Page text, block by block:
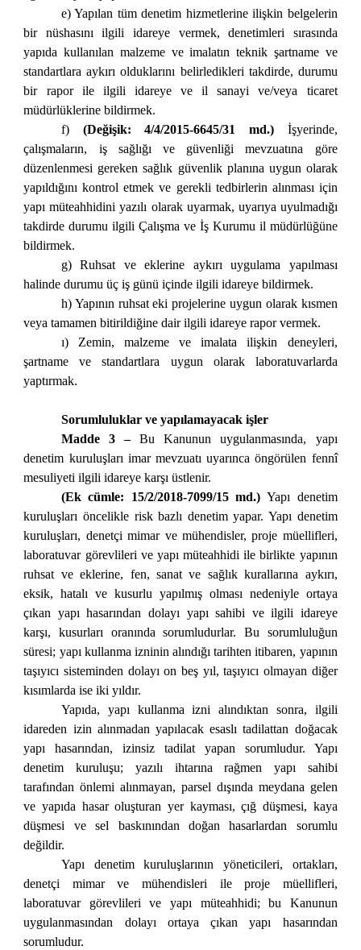
e) Yapılan tüm denetim hizmetlerine ilişkin belgelerin
bir nüshasını ilgili idareye vermek, denetimleri sırasında
yapıda kullanılan malzeme ve imalatın teknik şartname ve
standartlara aykırı olduklarını belirledikleri takdirde, durumu
bir rapor ile ilgili idareye ve il sanayi ve/veya ticaret
müdürlüklerine bildirmek.
f) (Değişik: 4/4/2015-6645/31 md.) İşyerinde,
çalışmaların, iş sağlığı ve güvenliği mevzuatına göre
düzenlenmesi gereken sağlık güvenlik planına uygun olarak
yapıldığını kontrol etmek ve gerekli tedbirlerin alınması için
yapı müteahhidini yazılı olarak uyarmak, uyarıya uyulmadığı
takdirde durumu ilgili Çalışma ve İş Kurumu il müdürlüğüne
bildirmek.
g) Ruhsat ve eklerine aykırı uygulama yapılması
halinde durumu üç iş günü içinde ilgili idareye bildirmek.
h) Yapının ruhsat eki projelerine uygun olarak kısmen
veya tamamen bitirildiğine dair ilgili idareye rapor vermek.
ı) Zemin, malzeme ve imalata ilişkin deneyleri,
şartname ve standartlara uygun olarak laboratuvarlarda
yaptırmak.
Sorumluluklar ve yapılamayacak işler
Madde 3 –Bu Kanunun uygulanmasında, yapı
denetim kuruluşları imar mevzuatı uyarınca öngörülen fennî
mesuliyeti ilgili idareye karşı üstlenir.
(Ek cümle: 15/2/2018-7099/15 md.)Yapı denetim
kuruluşları öncelikle risk bazlı denetim yapar. Yapı denetim
kuruluşları, denetçi mimar ve mühendisler, proje müellifleri,
laboratuvar görevlileri ve yapı müteahhidi ile birlikte yapının
ruhsat ve eklerine, fen, sanat ve sağlık kurallarına aykırı,
eksik, hatalı ve kusurlu yapılmış olması nedeniyle ortaya
çıkan yapı hasarından dolayı yapı sahibi ve ilgili idareye
karşı, kusurları oranında sorumludurlar. Bu sorumluluğun
süresi; yapı kullanma izninin alındığı tarihten itibaren, yapının
taşıyıcı sisteminden dolayı on beş yıl, taşıyıcı olmayan diğer
kısımlarda ise iki yıldır.
Yapıda, yapı kullanma izni alındıktan sonra, ilgili
idareden izin alınmadan yapılacak esaslı tadilattan doğacak
yapı hasarından, izinsiz tadilat yapan sorumludur. Yapı
denetim kuruluşu; yazılı ihtarına rağmen yapı sahibi
tarafından önlemi alınmayan, parsel dışında meydana gelen
ve yapıda hasar oluşturan yer kayması, çığ düşmesi, kaya
düşmesi ve sel baskınından doğan hasarlardan sorumlu
değildir.
Yapı denetim kuruluşlarının yöneticileri, ortakları,
denetçi mimar ve mühendisleri ile proje müellifleri,
laboratuvar görevlileri ve yapı müteahhidi; bu Kanunun
uygulanmasından dolayı ortaya çıkan yapı hasarından
sorumludur.